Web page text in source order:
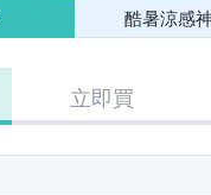
酷暑涼感
立即買